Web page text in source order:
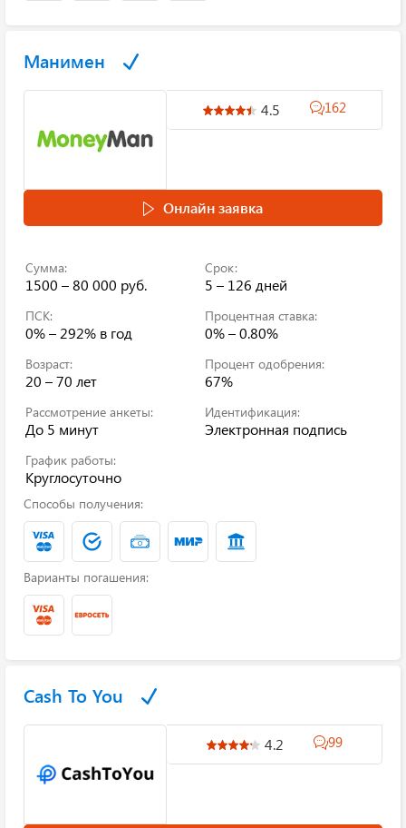
Манимен
4.5 162
Онлайн заявка
Сумма:
1500 – 80 000 руб.
Срок:
5 – 126 дней
ПСК:
0% – 292% в год
Процентная ставка:
0% – 0.80%
Возраст:
20 – 70 лет
Процент одобрения:
67%
Рассмотрение анкеты:
До 5 минут
Идентификация:
Электронная подпись
График работы:
Круглосуточно
Способы получения:
Варианты погашения:
Cash To You
4.2 99